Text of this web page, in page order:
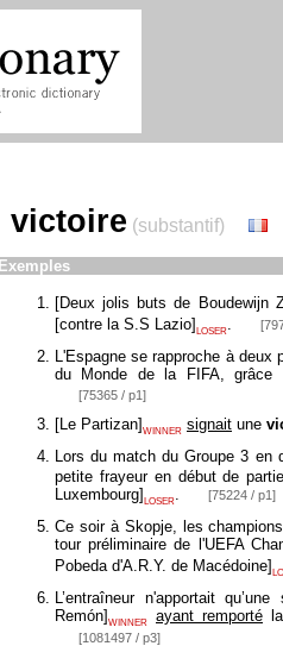
victoire (substantif)
Exemples
[Deux jolis buts de Boudewijn
[contre la S.S Lazio]LOSER
L'Espagne se rapproche à deux
du Monde de la FIFA,
[75365 / p1]
[Le Partizan]WINNER signait une
Lors du match du Groupe 3 en
petite frayeur en début de
Luxembourg] LOSER. [75224 / p1]
Ce soir à Skopje, les
tour préliminaire de l'UEFA
Pobeda d'A.R.Y. de Macédoine]
L’entraîneur n'apportait
Remón] WINNER ayant remporté
[1081497 / p3]